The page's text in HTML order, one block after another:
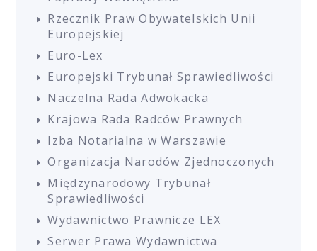
Rzecznik Praw Obywatelskich Unii
Europejskiej
Euro-Lex
Europejski Trybunał Sprawiedliwości
Naczelna Rada Adwokacka
Krajowa Rada Radców Prawnych
Izba Notarialna w Warszawie
Organizacja Narodów Zjednoczonych
Międzynarodowy Trybunał
Sprawiedliwości
Wydawnictwo Prawnicze LEX
Serwer Prawa Wydawnictwa